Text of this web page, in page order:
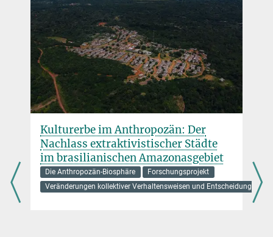
Affiliierter Wissenschaftler
amano@...
Dr. Robert N. Spengler
Forschungsgruppenleiter
+49 3641 686-722
spengler@...
junominerva@...
© M.Boxleitner Dr. Kseniia Boxleitner (Ashastina)
Wissenschaftliche Mitarbeiterin
boxleitner@...
Kulturerbe im Anthropozän: Der
Nachlass extraktivistischer Städte
im brasilianischen Amazonasgebiet
Die Anthropozän-Biosphäre
Forschungsprojekt
Veränderungen kollektiver Verhaltensweisen und Entscheidungen